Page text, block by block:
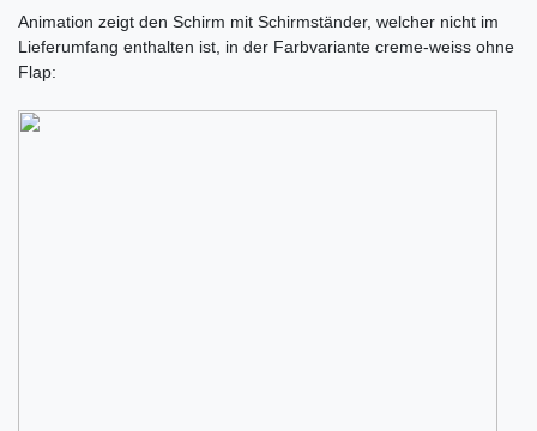
Animation zeigt den Schirm mit Schirmständer, welcher nicht im
Lieferumfang enthalten ist, in der Farbvariante creme-weiss ohne
Flap: